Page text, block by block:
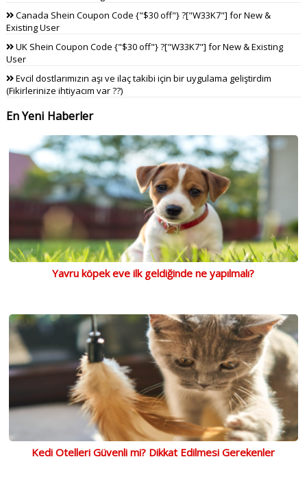
Canada Shein Coupon Code {"$30 off"} ?["W33K7"] for New &
Existing User
UK Shein Coupon Code {"$30 off"} ?["W33K7"] for New & Existing
User
Evcil dostlarımızın aşı ve ilaç takibi için bir uygulama geliştirdim
(Fikirlerinize ihtiyacım var ??)
En Yeni Haberler
Yavru köpek eve ilk geldiğinde ne yapılmalı?
Kedi Otelleri Güvenli mi? Dikkat Edilmesi Gerekenler